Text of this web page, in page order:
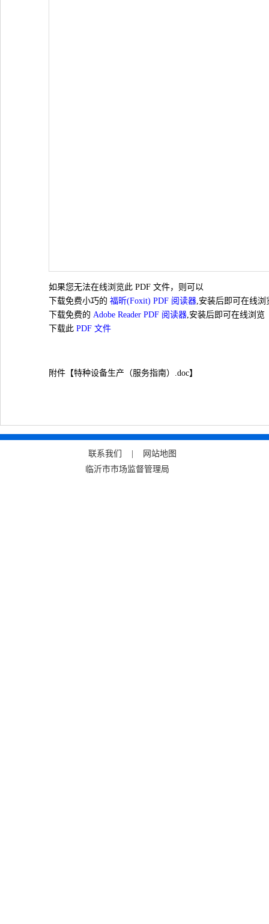
如果您无法在线浏览此 PDF 文件，则可以
下载免费小巧的 福昕(Foxit) PDF 阅读器,安装后即可在线
下载免费的 Adobe Reader PDF 阅读器,安装后即可在线浏览
下载此 PDF 文件
附件【特种设备生产（服务指南）.doc】
联系我们 |
网站地图
临沂市市场监督管理局